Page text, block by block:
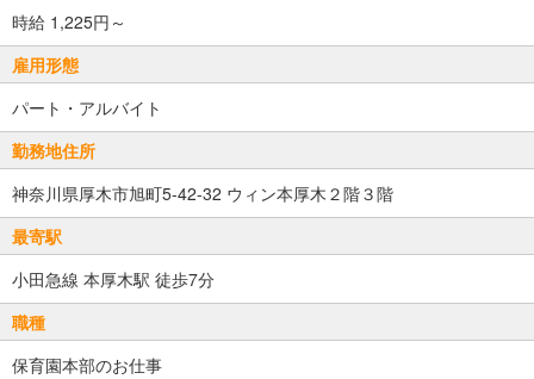
時給 1,225円～
雇用形態
パート・アルバイト
勤務地住所
神奈川県厚木市旭町5-42-32 ウィン本厚木２階３階
最寄駅
小田急線 本厚木駅 徒歩7分
職種
保育園本部のお仕事